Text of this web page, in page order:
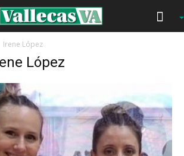
Irene López
López